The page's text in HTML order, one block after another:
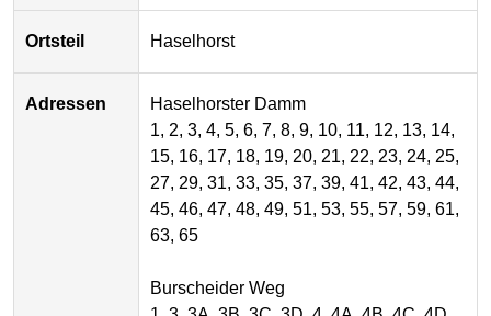
Ortsteil Haselhorst
Adressen
Haselhorster Damm
1, 2, 3, 4, 5, 6, 7, 8, 9, 10, 11, 12, 13, 14,
15, 16, 17, 18, 19, 20, 21, 22, 23, 24, 25,
27, 29, 31, 33, 35, 37, 39, 41, 42, 43, 44,
45, 46, 47, 48, 49, 51, 53, 55, 57, 59, 61,
63, 65
Burscheider Weg